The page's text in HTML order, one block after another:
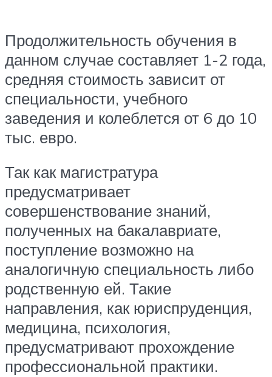
Продолжительность обучения в
данном случае составляет 1-2 года,
средняя стоимость зависит от
специальности, учебного
заведения и колеблется от 6 до 10
тыс. евро.
Так как магистратура
предусматривает
совершенствование знаний,
полученных на бакалавриате,
поступление возможно на
аналогичную специальность либо
родственную ей. Такие
направления, как юриспруденция,
медицина, психология,
предусматривают прохождение
профессиональной практики.